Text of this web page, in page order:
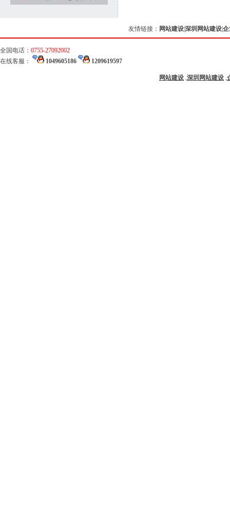
友情链接： 网站建设深圳网站建设
全国电话： 0755-27092002
在线客服：
1049605186 1209619597
网站建设 ,深圳网站建设 ,